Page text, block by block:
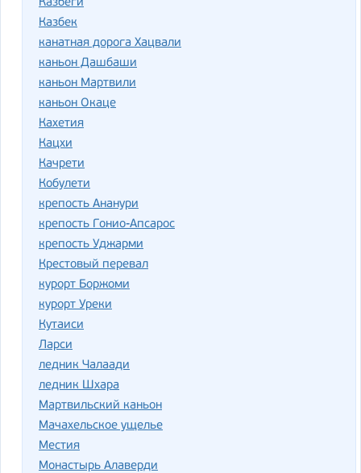
Казбеги
Казбек
канатная дорога Хацвали
каньон Дашбаши
каньон Мартвили
каньон Окаце
Кахетия
Кацхи
Качрети
Кобулети
крепость Ананури
крепость Гонио-Апсарос
крепость Уджарми
Крестовый перевал
курорт Боржоми
курорт Уреки
Кутаиси
Ларси
ледник Чалаади
ледник Шхара
Мартвильский каньон
Мачахельское ущелье
Местия
Монастырь Алаверди